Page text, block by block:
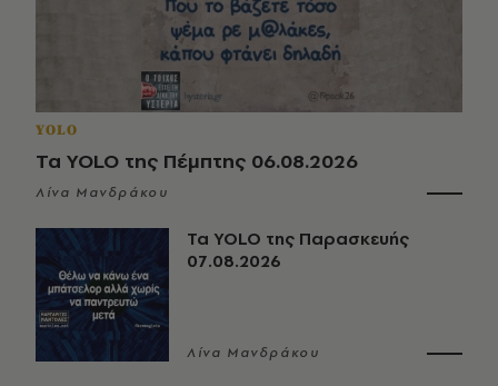
YOLO
Τα YOLO της Πέμπτης 06.08.2026
Λίνα Μανδράκου
Τα YOLO της Παρασκευής
07.08.2026
Λίνα Μανδράκου